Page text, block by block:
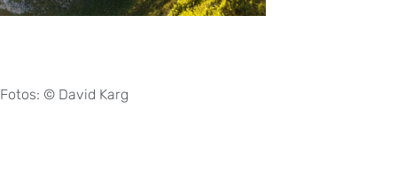
Fotos: © David Karg